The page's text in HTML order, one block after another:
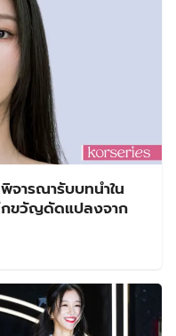
จารณารับบทนำใน
กขวัญดัดแปลงจาก